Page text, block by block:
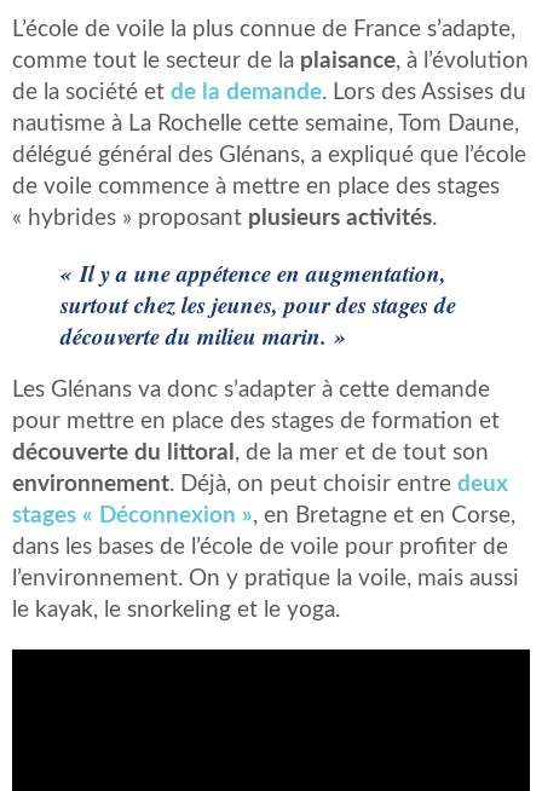
L’école de voile la plus connue de France s’adapte,
comme tout le secteur de la plaisance, à l’évolution
de la société et de la demande. Lors des Assises du
nautisme à La Rochelle cette semaine, Tom Daune,
délégué général des Glénans, a expliqué que l’école
de voile commence à mettre en place des stages
« hybrides » proposant plusieurs activités.
« Il y a une appétence en augmentation,
surtout chez les jeunes, pour des stages de
découverte du milieu marin. »
Les Glénans va donc s’adapter à cette demande
pour mettre en place des stages de formation et
découverte du littoral , de la mer et de tout son
environnement. Déjà, on peut choisir entre deux
stages « Déconnexion », en Bretagne et en Corse,
dans les bases de l’école de voile pour profiter de
l’environnement. On y pratique la voile, mais aussi
le kayak, le snorkeling et le yoga.